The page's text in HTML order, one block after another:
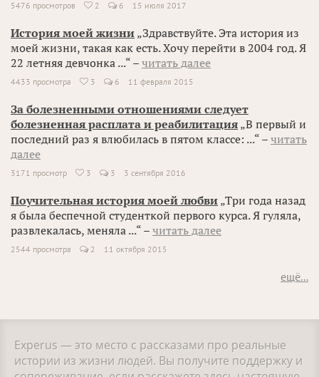
5476 просмотров  2 6 15 июля 2017
История моей жизни „Здравствуйте. Эта история из
моей жизни, такая как есть. Хочу перейти в 2004 год. Я
22 летняя девчонка ...“ – читать далее
4433 просмотра  3 6 11 февраля 2015
За болезненными отношениями следует
болезненная расплата и реабилитация „В первый и
последний раз я влюбилась в пятом классе: ...“ – читать
далее
3171 просмотр  3 3 3 сентября 2016
Поучительная история моей любви „Три года назад
я была беспечной студенткой первого курса. Я гуляла,
развлекалась, меняла ...“ – читать далее
2544 просмотра 2 11 октября 2015
ещё...
Experus — это место с рассказами про реальные
истории из жизни людей. Вы получите поддержку и